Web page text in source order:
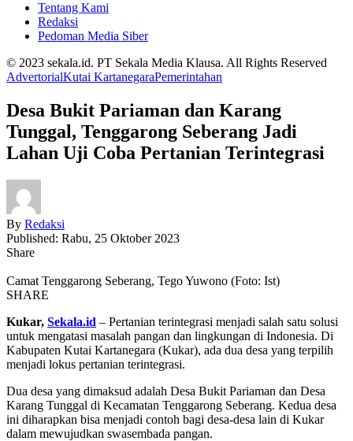
Tentang Kami
Redaksi
Pedoman Media Siber
© 2023 sekala.id. PT Sekala Media Klausa. All Rights Reserved
AdvertorialKutai KartanegaraPemerintahan
Desa Bukit Pariaman dan Karang
Tunggal, Tenggarong Seberang Jadi
Lahan Uji Coba Pertanian Terintegrasi
By Redaksi
Published: Rabu, 25 Oktober 2023
Share
Camat Tenggarong Seberang, Tego Yuwono (Foto: Ist)
SHARE
Kukar, Sekala.id – Pertanian terintegrasi menjadi salah satu solusi
untuk mengatasi masalah pangan dan lingkungan di Indonesia. Di
Kabupaten Kutai Kartanegara (Kukar), ada dua desa yang terpilih
menjadi lokus pertanian terintegrasi.
Dua desa yang dimaksud adalah Desa Bukit Pariaman dan Desa
Karang Tunggal di Kecamatan Tenggarong Seberang. Kedua desa
ini diharapkan bisa menjadi contoh bagi desa-desa lain di Kukar
dalam mewujudkan swasembada pangan.